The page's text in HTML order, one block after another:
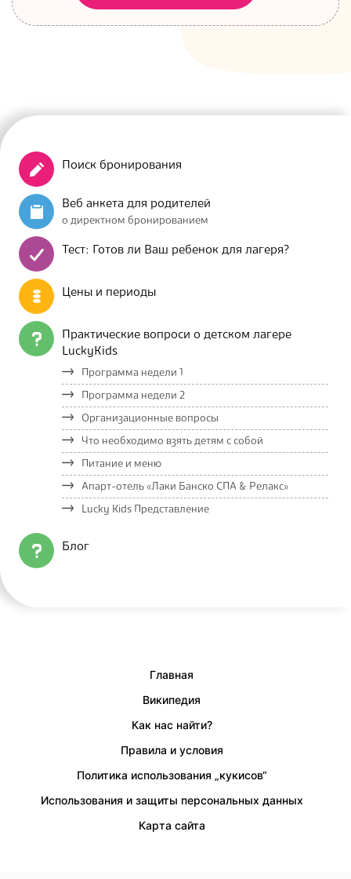
Поиск бронирования
Веб анкета для родителей
о директном бронированием
Тест: Готов ли Ваш ребенок для лагеря?
Цены и периоды
Практические вопроси о детском лагере
LuckyKids
Программа недели 1
Программа недели 2
Организационные вопросы
Что необходимо взять детям с собой
Питание и меню
Апарт-отель «Лаки Банско СПА & Релакс»
Lucky Kids Представление
Блог
Главная
Википедия
Как нас найти?
Правила и условия
Политика использования „кукисов“
Использования и защиты персональных данных
Карта сайта